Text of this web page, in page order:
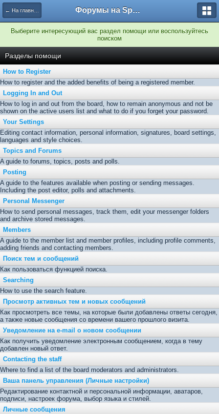
← На главную Форумы на Sportbox.ru
Выберите интересующий вас раздел помощи или воспользуйтесь
поиском
Разделы помощи
How to Register
How to register and the added benefits of being a registered member.
Logging In and Out
How to log in and out from the board, how to remain anonymous and not be
shown on the active users list and what to do if you forget your password.
Your Settings
Editing contact information, personal information, signatures, board settings,
languages and style choices.
Topics and Forums
A guide to forums, topics, posts and polls.
Posting
A guide to the features available when posting or sending messages.
Including the post editor, polls and attachments.
Personal Messenger
How to send personal messages, track them, edit your messenger folders
and archive stored messages.
Members
A guide to the member list and member profiles, including profile comments,
adding friends and contacting members.
Поиск тем и сообщений
Как пользоваться функцией поиска.
Searching
How to use the search feature.
Просмотр активных тем и новых сообщений
Как просмотреть все темы, на которые были добавлены ответы сегодня,
а также новые сообщения со времени вашего прошлого визита.
Уведомление на е-mail о новом сообщении
Как получить уведомление электронным сообщением, когда в тему
добавлен новый ответ.
Contacting the staff
Where to find a list of the board moderators and administrators.
Ваша панель управления (Личные настройки)
Редактирование контактной и персональной информации, аватаров,
подписи, настроек форума, выбор языка и стилей.
Личные сообщения